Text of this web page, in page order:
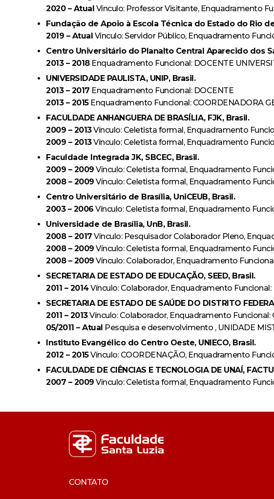
2020 – Atual Vínculo: Professor Visitante, Enquadramento
Fundação de Apoio à Escola Técnica do Estado do Rio de
2019 – Atual Vínculo: Servidor Público, Enquadramento
Centro Universitário do Planalto Central Aparecido dos
2013 – 2018Enquadramento Funcional: DOCENTE
UNIVERSIDADE PAULISTA, UNIP, Brasil.
2013 – 2017 Enquadramento Funcional: DOCENTE
2013 – 2015Enquadramento Funcional: COORDENADORA
FACULDADE ANHANGUERA DE BRASÍLIA, FJK, Brasil.
2009 – 2013Vínculo: Celetista formal, Enquadramento
2009 – 2013Vínculo: Celetista formal, Enquadramento
Faculdade Integrada JK, SBCEC, Brasil.
2009 – 2009 Vínculo: Celetista formal, Enquadramento
2008 – 2009 Vínculo: Celetista formal, Enquadramento
Centro Universitário de Brasília, UniCEUB, Brasil.
2003 – 2006 Vínculo: Celetista formal, Enquadramento
Universidade de Brasília, UnB, Brasil.
2008 – 2017 Vínculo: Pesquisador Colaborador Pleno,
2008 – 2009 Vínculo: Celetista formal, Enquadramento
2008 – 2009 Vínculo: Colaborador, Enquadramento
SECRETARIA DE ESTADO DE EDUCAÇÃO, SEED, Brasil.
2011 – 2014Vínculo: Colaborador, Enquadramento
SECRETARIA DE ESTADO DE SAÚDE DO DISTRITO
2011 – 2013Vínculo: Colaborador, Enquadramento Funcional:
05/2011 – Atual Pesquisa e desenvolvimento , UNIDADE
Instituto Evangélico do Centro Oeste, UNIECO, Brasil.
2012 – 2015Vínculo: COORDENAÇÃO, Enquadramento
FACULDADE DE CIÊNCIAS E TECNOLOGIA DE UNAÍ,
2007 – 2009 Vínculo: Celetista formal, Enquadramento
CONTATO